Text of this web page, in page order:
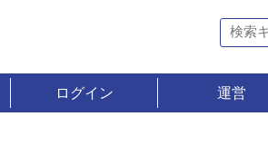
ログイン 運営